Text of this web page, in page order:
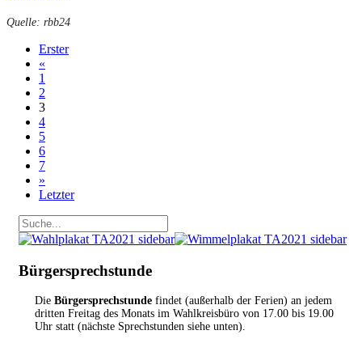
Quelle: rbb24
Erster
«
1
2
3
4
5
6
7
»
Letzter
Bürgersprechstunde
Die Bürgersprechstunde findet (außerhalb der Ferien) an jedem
dritten Freitag des Monats im Wahlkreisbüro von 17.00 bis 19.00
Uhr statt (nächste Sprechstunden siehe unten).